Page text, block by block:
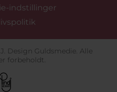
indstillinger
Design Guldsmedie. Alle
forbeholdt.